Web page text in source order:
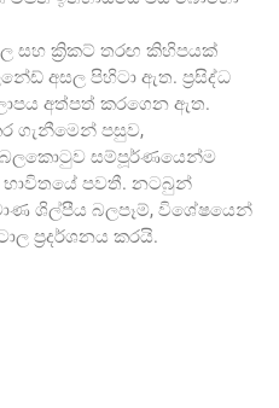
සහ ක්‍රිකට් තරඟ කිහිපයක්
අසල පිහිටා ඇත. ප්‍රසිද්ධ
අත්පත් කරගෙන ඇත.
ගැනීමෙන් පසුව,
බලකොටුව සම්පූර්ණයෙන්ම
භාවිතයේ පවතී. නටබුන්
ශිල්පීය බලපෑම්, විශේෂයෙන්
ප්‍රදර්ශනය කරයි.